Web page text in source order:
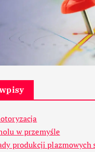
w przemyśle
produkcji plazmowych